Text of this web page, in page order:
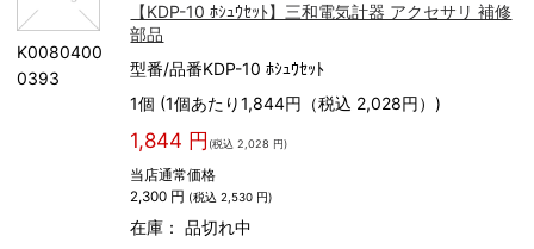
K0080400
0393
【KDP-10 ﾎｼｭｳｾｯﾄ】三和電気計器 アクセサリ 補修
部品
型番/品番KDP-10 ﾎｼｭｳｾｯﾄ
1個 (1個あたり1,844円（税込 2,028円）)
1,844 円 (税込 2,028 円)
当店通常価格
2,300 円 (税込 2,530 円)
在庫：品切れ中